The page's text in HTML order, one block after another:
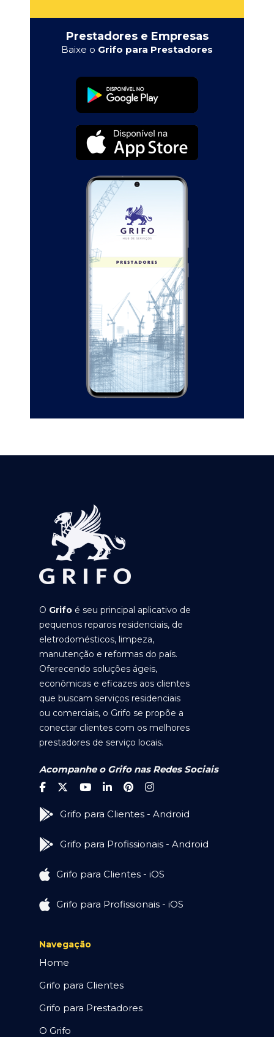
Prestadores e Empresas
Baixe o Grifo para Prestadores
O Grifo é seu principal aplicativo de
pequenos reparos residenciais, de
eletrodomésticos, limpeza,
manutenção e reformas do país.
Oferecendo soluções ágeis,
econômicas e eficazes aos clientes
que buscam serviços residenciais
ou comerciais, o Grifo se propõe a
conectar clientes com os melhores
prestadores de serviço locais.
Acompanhe o Grifo nas Redes Sociais
Grifo para Clientes - Android
Grifo para Profissionais - Android
Grifo para Clientes - iOS
Grifo para Profissionais - iOS
Navegação
Home
Grifo para Clientes
Grifo para Prestadores
O Grifo